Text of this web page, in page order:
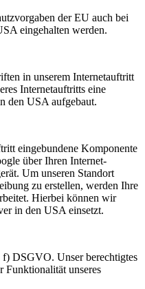
der EU auch bei
eingehalten werden.
in unserem Internetauftritt
Internetauftritts eine
den USA aufgebaut.
eingebundene Komponente
über Ihren Internet-
Um unseren Standort
zu erstellen, werden Ihre
Hierbei können wir
in den USA einsetzt.
DSGVO. Unser berechtigtes
Funktionalität unseres